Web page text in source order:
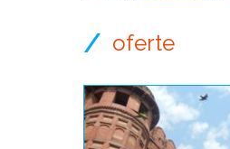
oferte